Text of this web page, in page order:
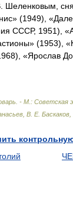
Шеленковым,
(1949),
СССР, 1951),
(1953),
«Ярослав
- М.: Советская
В. Е. Баскаков,